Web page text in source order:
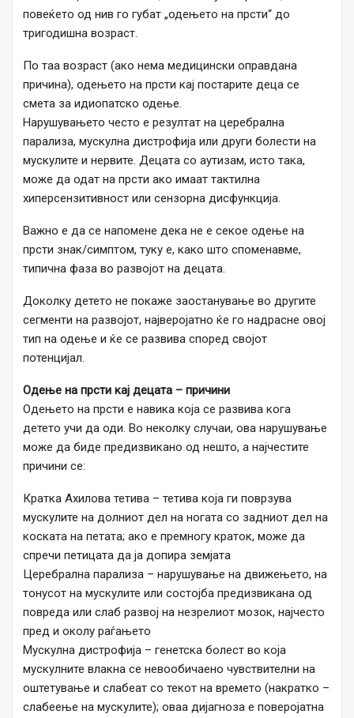
повеќето од нив го губат „одењето на прсти“ до
тригодишна возраст.
По таа возраст (ако нема медицински оправдана
причина), одењето на прсти кај постарите деца се
смета за идиопатско одење.
Нарушувањето често е резултат на церебрална
парализа, мускулна дистрофија или други болести на
мускулите и нервите. Децата со аутизам, исто така,
може да одат на прсти ако имаат тактилна
хиперсензитивност или сензорна дисфункција.
Важно е да се напомене дека не е секое одење на
прсти знак/симптом, туку е, како што споменавме,
типична фаза во развојот на децата.
Доколку детето не покаже заостанување во другите
сегменти на развојот, најверојатно ќе го надрасне овој
тип на одење и ќе се развива според својот
потенцијал.
Одење на прсти кај децата – причини
Одењето на прсти е навика која се развива кога
детето учи да оди. Во неколку случаи, ова нарушување
може да биде предизвикано од нешто, а најчестите
причини се:
Кратка Ахилова тетива – тетива која ги поврзува
мускулите на долниот дел на ногата со задниот дел на
коската на петата; ако е премногу краток, може да
спречи петицата да ја допира земјата
Церебрална парализа – нарушување на движењето, на
тонусот на мускулите или состојба предизвикана од
повреда или слаб развој на незрелиот мозок, најчесто
пред и околу раѓањето
Мускулна дистрофија – генетска болест во која
мускулните влакна се невообичаено чувствителни на
оштетување и слабеат со текот на времето (накратко –
слабеење на мускулите); оваа дијагноза е поверојатна